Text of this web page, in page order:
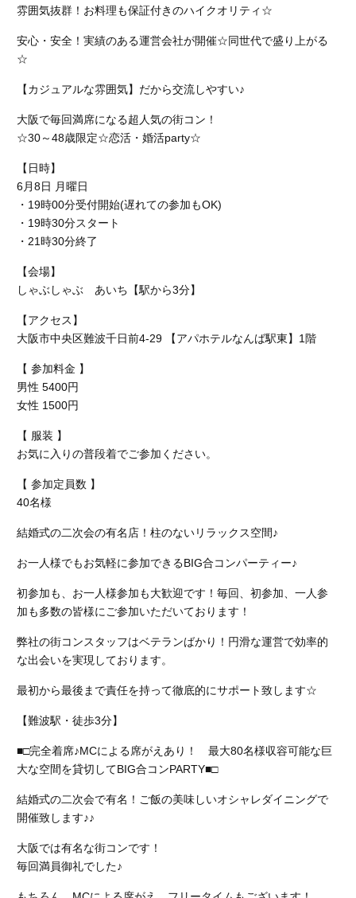
雰囲気抜群！お料理も保証付きのハイクオリティ☆
安心・安全！実績のある運営会社が開催☆同世代で盛り上がる
☆
【カジュアルな雰囲気】だから交流しやすい♪
大阪で毎回満席になる超人気の街コン！
☆30～48歳限定☆恋活・婚活party☆
【日時】
6月8日 月曜日
・19時00分受付開始(遅れての参加もOK)
・19時30分スタート
・21時30分終了
【会場】
しゃぶしゃぶ あいち【駅から3分】
【アクセス】
大阪市中央区難波千日前4-29 【アパホテルなんば駅東】1階
【 参加料金 】
男性 5400円
女性 1500円
【 服装 】
お気に入りの普段着でご参加ください。
【 参加定員数 】
40名様
結婚式の二次会の有名店！柱のないリラックス空間♪
お一人様でもお気軽に参加できるBIG合コンパーティー♪
初参加も、お一人様参加も大歓迎です！毎回、初参加、一人参
加も多数の皆様にご参加いただいております！
弊社の街コンスタッフはベテランばかり！円滑な運営で効率的
な出会いを実現しております。
最初から最後まで責任を持って徹底的にサポート致します☆
【難波駅・徒歩3分】
■□完全着席♪MCによる席がえあり！ 最大80名様収容可能な巨
大な空間を貸切してBIG合コンPARTY■□
結婚式の二次会で有名！ご飯の美味しいオシャレダイニングで
開催致します♪♪
大阪では有名な街コンです！
毎回満員御礼でした♪